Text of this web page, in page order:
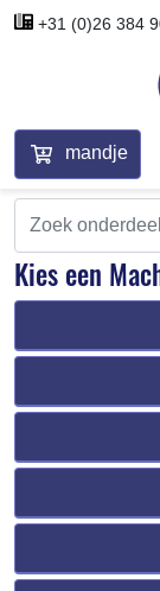
+31 (0)26 384
mandje
Kies een